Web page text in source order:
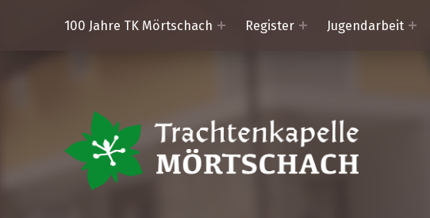
100 Jahre TK Mörtschach
Register Jugendarbeit